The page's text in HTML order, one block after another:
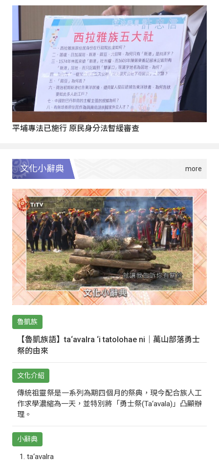
平埔專法已施行 原民身分法暫緩審查
文化小辭典
魯凱族
【魯凱族語】ta‘avalra ‘i tatolohae ni｜萬山部落勇士
祭的由來
文化介紹
傳統祖靈祭是一系列為期四個月的祭典，現今配合族人工
作求學濃縮為一天，並特別將「勇士祭(Ta‘avala)」凸顯辦
理。
小辭典
ta‘avalra